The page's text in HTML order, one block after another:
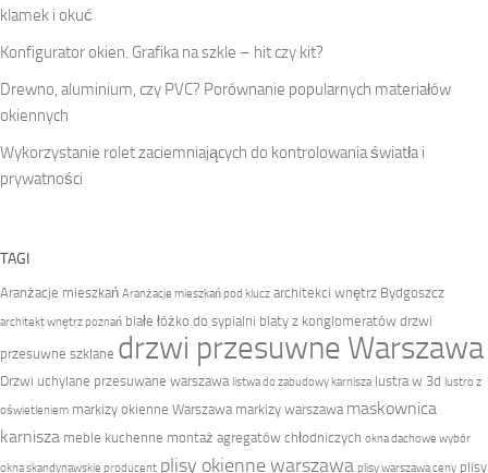
klamek i okuć
Konfigurator okien. Grafika na szkle – hit czy kit?
Drewno, aluminium, czy PVC? Porównanie popularnych materiałów
okiennych
Wykorzystanie rolet zaciemniających do kontrolowania światła i
prywatności
TAGI
Aranżacje mieszkań Aranżacje mieszkań pod klucz architekci wnętrz Bydgoszcz
architekt wnętrz poznań białe łóżko do sypialni blaty z konglomeratów drzwi
przesuwne szklane drzwi przesuwne Warszawa
Drzwi uchylane przesuwane warszawa listwa do zabudowy karnisza lustra w 3d lustro z
oświetleniem markizy okienne Warszawa markizy warszawa maskownica
karnisza meble kuchenne montaż agregatów chłodniczych okna dachowe wybór
okna skandynawskie producent plisy okienne warszawa plisy warszawa ceny plisy